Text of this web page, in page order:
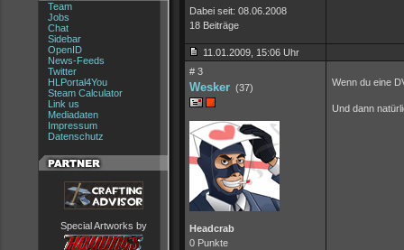
Team
Jobs
Chat
Sidebar
OpenID
News-Feeds
Twitter
HLPortal4You
Steam Calculator
Link us
Mediadaten
Impressum
Datenschutz
Special Artworks by
Dabei seit: 08.06.2008
18 Beiträge
11.01.2009, 15:06 Uhr
# 3
Wesker (37)
Headcrab
0 Punkte
Wenn du eine
Und dann